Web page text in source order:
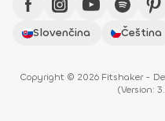
Slovenčina
Čeština
Copyright © 2026 Fitshaker -
(Version: